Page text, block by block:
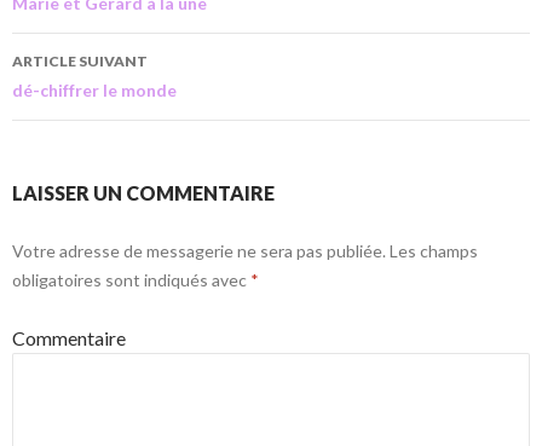
ARTICLE SUIVANT
dé-chiffrer le monde
LAISSER UN COMMENTAIRE
Votre adresse de messagerie ne sera pas publiée. Les champs
obligatoires sont indiqués avec *
Commentaire